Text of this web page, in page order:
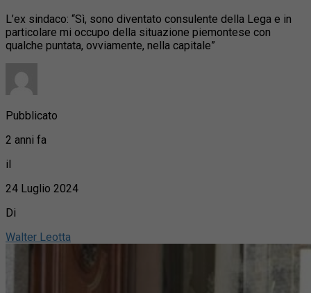
L’ex sindaco: “Sì, sono diventato consulente della Lega e in
particolare mi occupo della situazione piemontese con
qualche puntata, ovviamente, nella capitale”
Pubblicato
2 anni fa
il
24 Luglio 2024
Di
Walter Leotta